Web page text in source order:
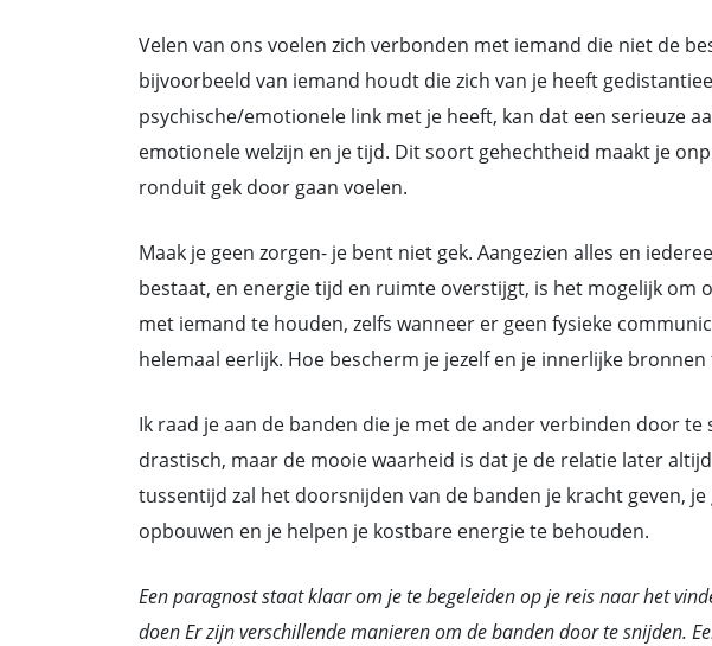
Velen van ons voelen zich verbonden met iemand die niet de
bijvoorbeeld van iemand houdt die zich van je heeft
psychische/emotionele link met je heeft, kan dat een serieuze
emotionele welzijn en je tijd. Dit soort gehechtheid maakt je
ronduit gek door gaan voelen.
Maak je geen zorgen- je bent niet gek. Aangezien alles en
bestaat, en energie tijd en ruimte overstijgt, is het mogelijk om
met iemand te houden, zelfs wanneer er geen fysieke
helemaal eerlijk. Hoe bescherm je jezelf en je innerlijke
Ik raad je aan de banden die je met de ander verbinden door te
drastisch, maar de mooie waarheid is dat je de relatie later
tussentijd zal het doorsnijden van de banden je kracht geven,
opbouwen en je helpen je kostbare energie te behouden.
Een paragnost staat klaar om je te begeleiden op je reis naar het
doen Er zijn verschillende manieren om de banden door te snijden.